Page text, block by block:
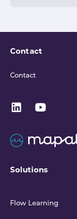
Contact
Contact
Solutions
Flow Learning